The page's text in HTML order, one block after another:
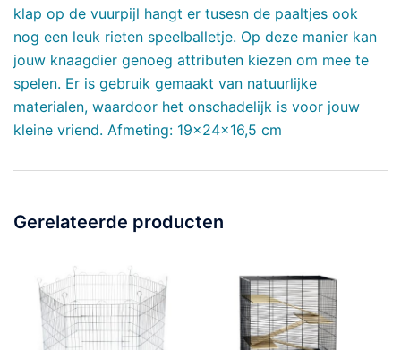
klap op de vuurpijl hangt er tusesn de paaltjes ook
nog een leuk rieten speelballetje. Op deze manier kan
jouw knaagdier genoeg attributen kiezen om mee te
spelen. Er is gebruik gemaakt van natuurlijke
materialen, waardoor het onschadelijk is voor jouw
kleine vriend. Afmeting: 19x24x16,5 cm
Gerelateerde producten